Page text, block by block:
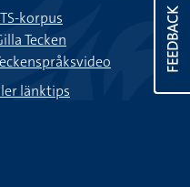
FEEDBACK
korpus
Tecken
länktips